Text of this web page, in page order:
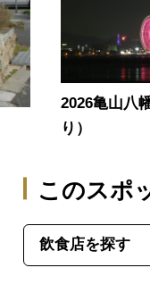
2026亀山八
り）
このスポ
飲食店を探す